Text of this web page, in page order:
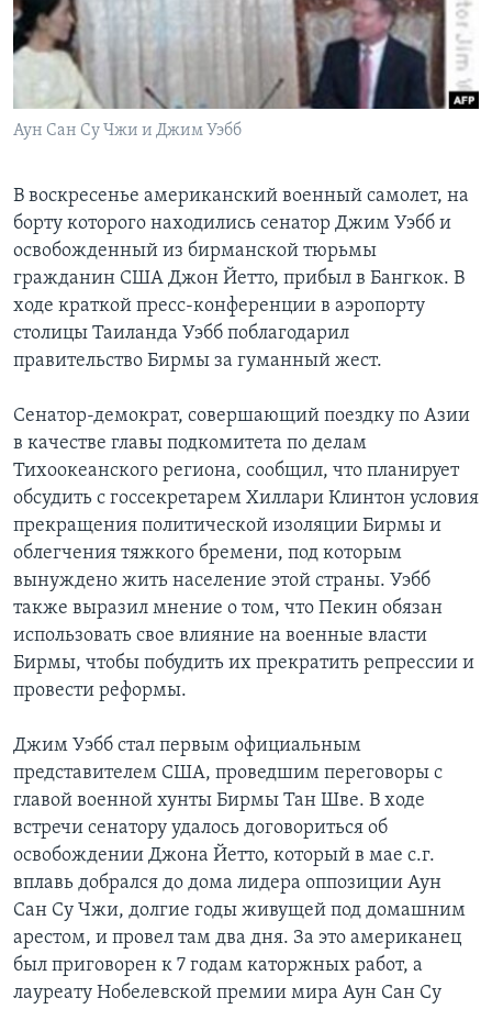
Learning English
СОЦИАЛЬНЫЕ СЕТИ
Языки
Аун Сан Су Чжи и Джим Уэбб
В воскресенье американский военный самолет, на
борту которого находились сенатор Джим Уэбб и
освобожденный из бирманской тюрьмы
гражданин США Джон Йетто, прибыл в Бангкок. В
ходе краткой пресс-конференции в аэропорту
столицы Таиланда Уэбб поблагодарил
правительство Бирмы за гуманный жест.
Сенатор-демократ, совершающий поездку по Азии
в качестве главы подкомитета по делам
Тихоокеанского региона, сообщил, что планирует
обсудить с госсекретарем Хиллари Клинтон условия
прекращения политической изоляции Бирмы и
облегчения тяжкого бремени, под которым
вынуждено жить население этой страны. Уэбб
также выразил мнение о том, что Пекин обязан
использовать свое влияние на военные власти
Бирмы, чтобы побудить их прекратить репрессии и
провести реформы.
Джим Уэбб стал первым официальным
представителем США, проведшим переговоры с
главой военной хунты Бирмы Тан Шве. В ходе
встречи сенатору удалось договориться об
освобождении Джона Йетто, который в мае с.г.
вплавь добрался до дома лидера оппозиции Аун
Сан Су Чжи, долгие годы живущей под домашним
арестом, и провел там два дня. За это американец
был приговорен к 7 годам каторжных работ, а
лауреату Нобелевской премии мира Аун Сан Су